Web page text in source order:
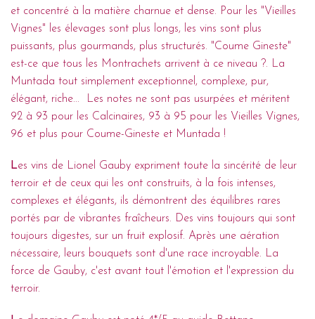
et concentré à la matière charnue et dense. Pour les "Vieilles
Vignes" les élevages sont plus longs, les vins sont plus
puissants, plus gourmands, plus structurés. "Coume Gineste"
est-ce que tous les Montrachets arrivent à ce niveau ?. La
Muntada tout simplement exceptionnel, complexe, pur,
élégant, riche... Les notes ne sont pas usurpées et méritent
92 à 93 pour les Calcinaires, 93 à 95 pour les Vieilles Vignes,
96 et plus pour Coume-Gineste et Muntada !
Les vins de Lionel Gauby expriment toute la sincérité de leur
terroir et de ceux qui les ont construits, à la fois intenses,
complexes et élégants, ils démontrent des équilibres rares
portés par de vibrantes fraîcheurs. Des vins toujours qui sont
toujours digestes, sur un fruit explosif. Après une aération
nécessaire, leurs bouquets sont d'une race incroyable. La
force de Gauby, c'est avant tout l'émotion et l'expression du
terroir.